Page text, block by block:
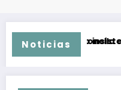
Noticias
de Salmonella en EU
insisten en